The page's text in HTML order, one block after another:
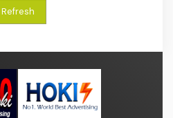
Refresh